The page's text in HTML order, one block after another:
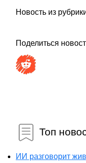
Новость из
Поделиться
Топ
ИИ разговорит